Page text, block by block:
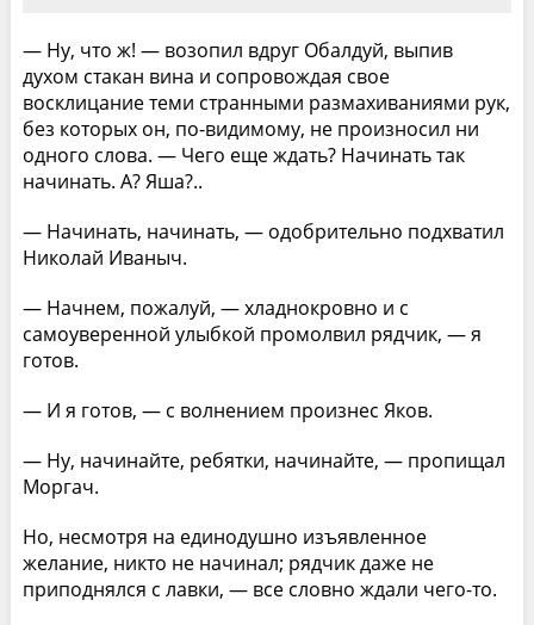
— Ну, что ж! — возопил вдруг Обалдуй, выпив
духом стакан вина и сопровождая свое
восклицание теми странными размахиваниями рук,
без которых он, по-видимому, не произносил ни
одного слова. — Чего еще ждать? Начинать так
начинать. А? Яша?..
— Начинать, начинать, — одобрительно подхватил
Николай Иваныч.
— Начнем, пожалуй, — хладнокровно и с
самоуверенной улыбкой промолвил рядчик, — я
готов.
— И я готов, — с волнением произнес Яков.
— Ну, начинайте, ребятки, начинайте, — пропищал
Моргач.
Но, несмотря на единодушно изъявленное
желание, никто не начинал; рядчик даже не
приподнялся с лавки, — все словно ждали чего-то.